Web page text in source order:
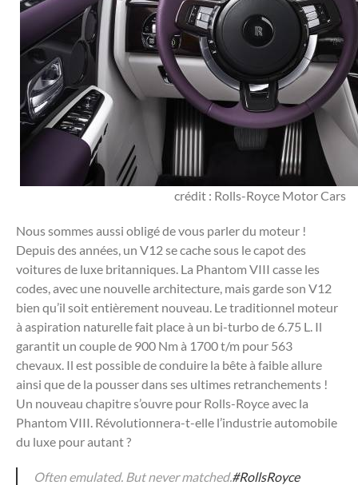
crédit : Rolls-Royce Motor Cars
Nous sommes aussi obligé de vous parler du moteur !
Depuis des années, un V12 se cache sous le capot des
voitures de luxe britanniques. La Phantom VIII casse les
codes, avec une nouvelle architecture, mais garde son V12
bien qu’il soit entièrement nouveau. Le traditionnel moteur
à aspiration naturelle fait place à un bi-turbo de 6.75 L. Il
garantit un couple de 900 Nm à 1700 t/m pour 563
chevaux. Il est possible de conduire la bête à faible allure
ainsi que de la pousser dans ses ultimes retranchements !
Un nouveau chapitre s’ouvre pour Rolls-Royce avec la
Phantom VIII. Révolutionnera-t-elle l’industrie automobile
du luxe pour autant ?
Often emulated. But never matched.#RollsRoyce